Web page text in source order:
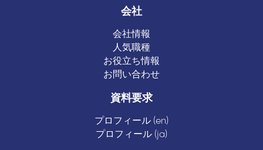
会社
会社情報
人気職種
お役立ち情報
お問い合わせ
資料要求
プロフィール (en)
プロフィール (ja)